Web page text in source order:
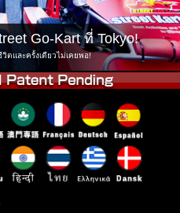
Tokyo Bay
Osaka
Go-Kart ที่ Tokyo!
ตและครั้งเดียวไม่เคยพอ!